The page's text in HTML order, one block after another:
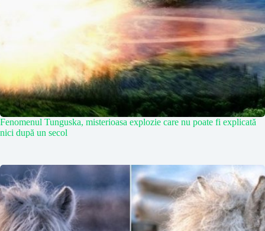
Fenomenul Tunguska, misterioasa explozie care nu poate fi explicată
nici după un secol